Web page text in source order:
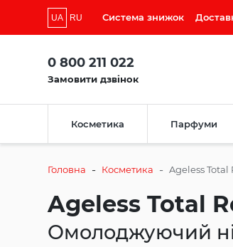
UA RU Система знижок
0 800 211 022
Замовити дзвінок
Косметика Парфуми
Головна - Косметика - Ageless Total
Ageless Total
Омолоджуючий